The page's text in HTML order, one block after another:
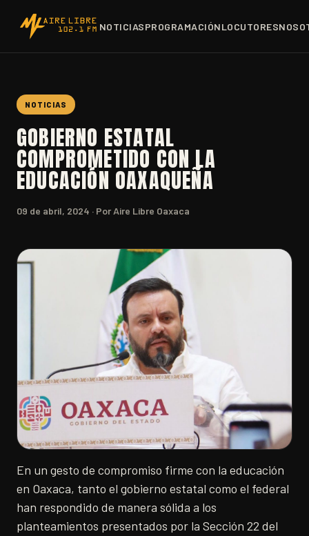
NOTICIASPROGRAMACIÓNLOCUTORES
NOTICIAS
GOBIERNO ESTATAL
COMPROMETIDO CON LA
EDUCACIÓN OAXAQUEÑA
09 de abril, 2024 · Por Aire Libre Oaxaca
En un gesto de compromiso firme con la educación
en Oaxaca, tanto el gobierno estatal como el federal
han respondido de manera sólida a los
planteamientos presentados por la Sección 22 del